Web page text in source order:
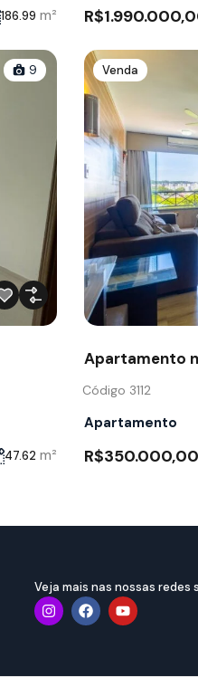
186.99 m²
9
47.62 m²
Venda
Apartamento
Código 3112
Apartamento
R$350.000,00
Veja mais nas nossas redes